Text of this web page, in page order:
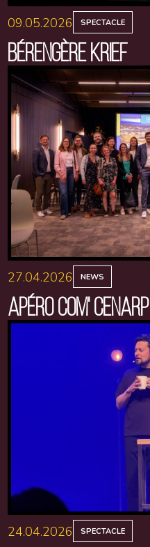
09.05.2026 SPECTACLE
BÉRENGÈRE KRIEF
27.04.2026 NEWS
APÉRO COM' CENARP
24.04.2026 SPECTACLE